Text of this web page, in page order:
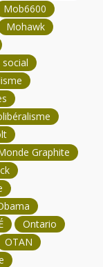
Mob6600
Mohawk
Graphite
Ontario
OTAN